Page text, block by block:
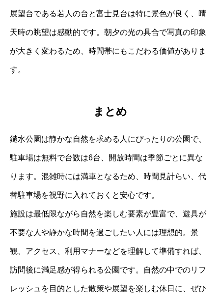
展望台である若人の台と富士見台は特に景色が良く、晴
天時の眺望は感動的です。朝夕の光の具合で写真の印象
が大きく変わるため、時間帯にもこだわる価値がありま
す。
まとめ
鑓水公園は静かな自然を求める人にぴったりの公園で、
駐車場は無料で台数は6台、開放時間は季節ごとに異な
ります。混雑時には満車となるため、時間見計らい、代
替駐車場を視野に入れておくと安心です。
施設は最低限ながら自然を楽しむ要素が豊富で、遊具が
不要な人や静かな時間を過ごしたい人には理想的。景
観、アクセス、利用マナーなどを理解して準備すれば、
訪問後に満足感が得られる公園です。自然の中でのリフ
レッシュを目的とした散策や展望を楽しむ休日に、ぜひ